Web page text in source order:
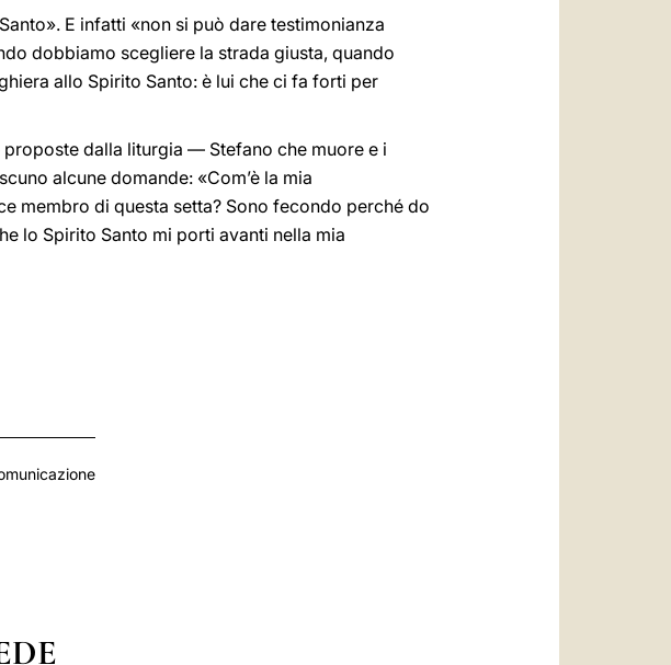
E infatti «non si può dare testimonianza
dobbiamo scegliere la strada giusta, quando
allo Spirito Santo: è lui che ci fa forti per
dalla liturgia — Stefano che muore e i
alcune domande: «Com’è la mia
membro di questa setta? Sono fecondo perché do
lo Spirito Santo mi porti avanti nella mia